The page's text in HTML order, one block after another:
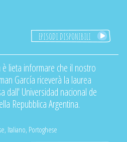
EPISODI DISPONIBILI
è lieta informare che il nostro
García riceverà la laurea
dall' Universidad nacional de
Repubblica Argentina.
Italiano, Portoghese